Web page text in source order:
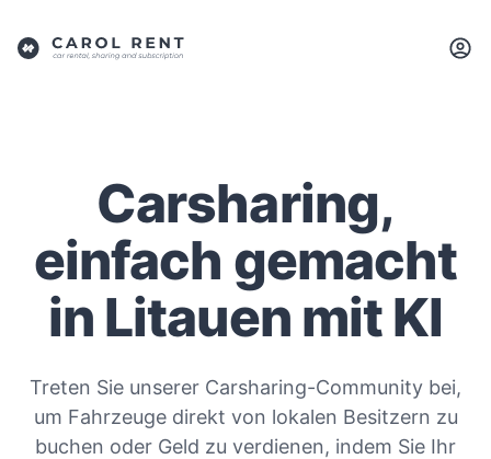
Carsharing,
einfach gemacht
in Litauen mit KI
Treten Sie unserer Carsharing-Community bei,
um Fahrzeuge direkt von lokalen Besitzern zu
buchen oder Geld zu verdienen, indem Sie Ihr